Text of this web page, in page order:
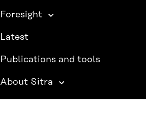
Foresight
Latest
Publications and tools
About Sitra